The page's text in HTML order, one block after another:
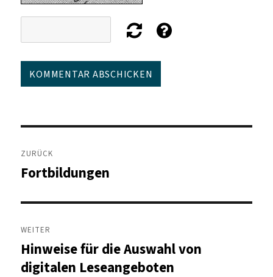
Beitragsnavigation
ZURÜCK
Vorheriger
Fortbildungen
WEITER
Nächster
Beitrag:
Hinweise für die Auswahl von
digitalen Leseangeboten